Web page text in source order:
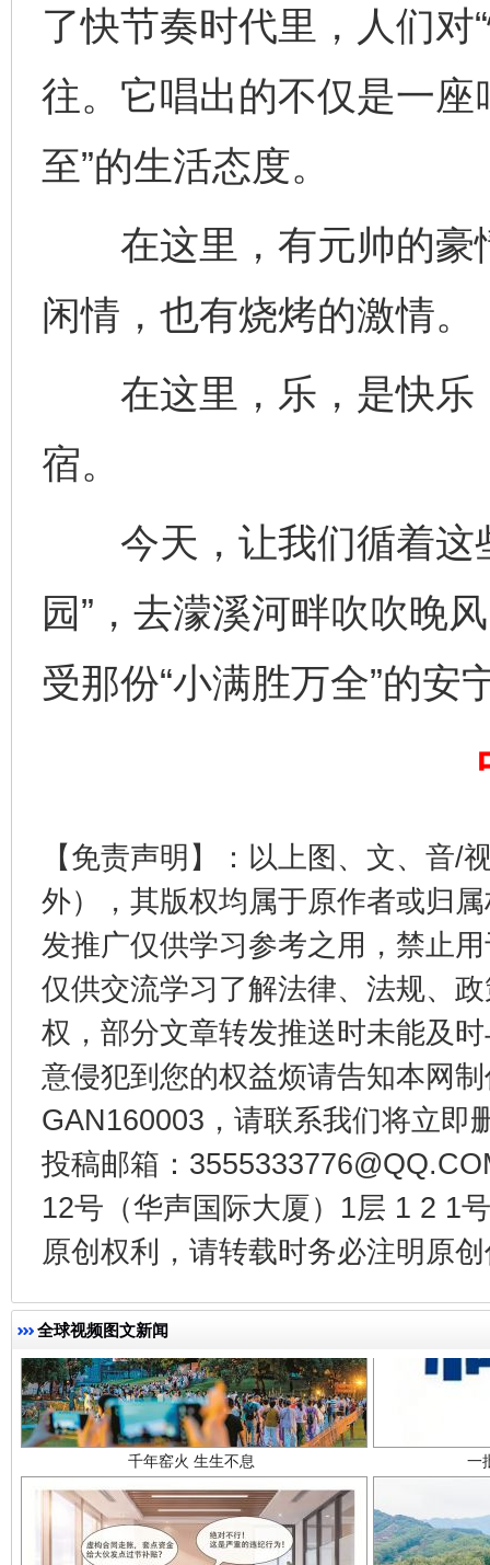
了快节奏时代里，人们对
往。它唱出的不仅是一座
至”的生活态度。
在这里，有元帅的豪
闲情，也有烧烤的激情。
在这里，乐，是快乐
宿。
今天，让我们循着这
园”，去濛溪河畔吹吹晚
受那份“小满胜万全”的安
【免责声明】：以上图、文、音/
外），其版权均属于原作者或归
发推广仅供学习参考之用，禁止
仅供交流学习了解法律、法规、
权，部分文章转发推送时未能及
意侵犯到您的权益烦请告知本网
GAN160003，请联系我们将立即
投稿邮箱：
12号（华声国际大厦）1层 1 2 1
原创权利，请转载时务必注明原
全球视频图文新闻
东山县通报“牛蛙产品抗生素超标问题” 法
千年窑火 生生不息